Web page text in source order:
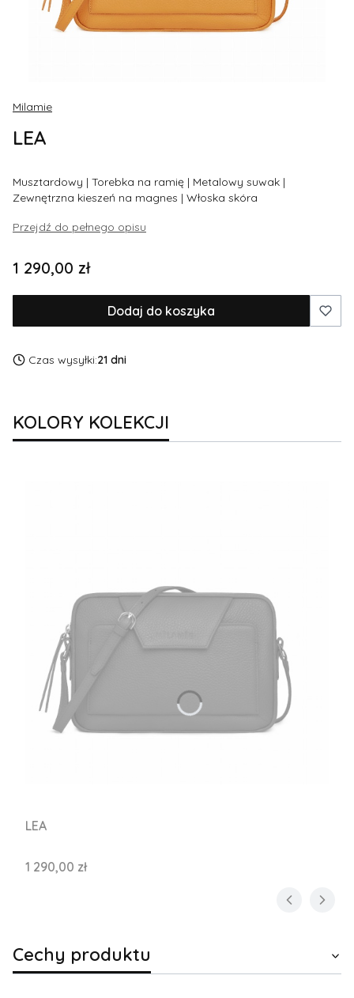
Milamie
LEA
Musztardowy | Torebka na ramię | Metalowy suwak |
Zewnętrzna kieszeń na magnes | Włoska skóra
Przejdź do pełnego opisu
Cena
1 290,00 zł
Dodaj do koszyka
Czas wysyłki:21 dni
KOLORY KOLEKCJI
LEA
Cena
1 290,00 zł
Cechy produktu